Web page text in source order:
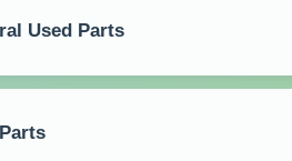
Used Parts